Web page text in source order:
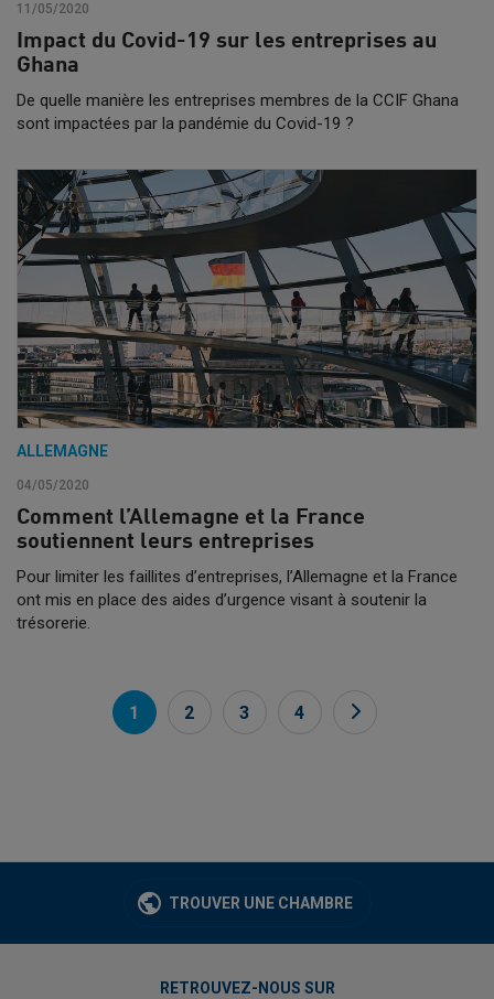
11/05/2020
Impact du Covid-19 sur les entreprises au
Ghana
De quelle manière les entreprises membres de la CCIF Ghana
sont impactées par la pandémie du Covid-19 ?
ALLEMAGNE
04/05/2020
Comment l’Allemagne et la France
soutiennent leurs entreprises
Pour limiter les faillites d’entreprises, l’Allemagne et la France
ont mis en place des aides d’urgence visant à soutenir la
trésorerie.
1 2 3 4
TROUVER UNE CHAMBRE
RETROUVEZ-NOUS SUR